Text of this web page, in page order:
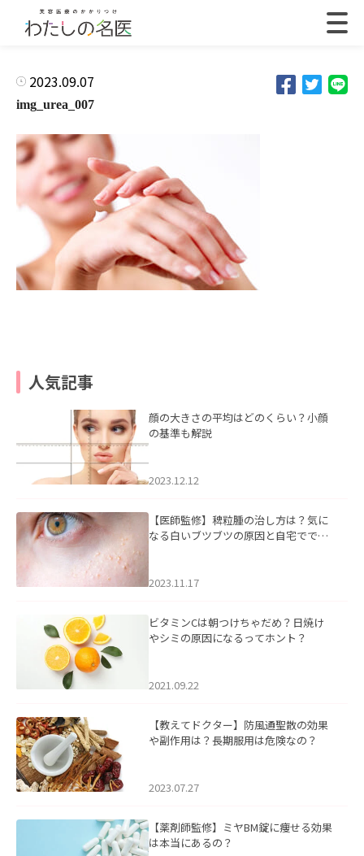
2023.09.07
img_urea_007
人気記事
顔の大きさの平均はどのくらい？小顔
の基準も解説
2023.12.12
【医師監修】稗粒腫の治し方は？気に
なる白いブツブツの原因と自宅ででき
2023.11.17
ビタミンCは朝つけちゃだめ？日焼け
やシミの原因になるってホント？
2021.09.22
【教えてドクター】防風通聖散の効果
や副作用は？長期服用は危険なの？
2023.07.27
【薬剤師監修】ミヤBM錠に痩せる効果
は本当にあるの？